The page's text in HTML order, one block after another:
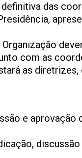
das
com as
as
e aprovação